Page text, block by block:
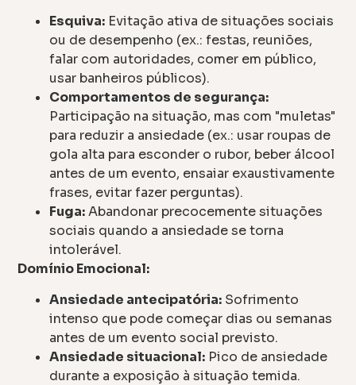
Esquiva: Evitação ativa de situações sociais
ou de desempenho (ex.: festas, reuniões,
falar com autoridades, comer em público,
usar banheiros públicos).
Comportamentos de segurança:
Participação na situação, mas com "muletas"
para reduzir a ansiedade (ex.: usar roupas de
gola alta para esconder o rubor, beber álcool
antes de um evento, ensaiar exaustivamente
frases, evitar fazer perguntas).
Fuga:Abandonar precocemente situações
sociais quando a ansiedade se torna
intolerável.
Domínio Emocional:
Ansiedade antecipatória: Sofrimento
intenso que pode começar dias ou semanas
antes de um evento social previsto.
Ansiedade situacional: Pico de ansiedade
durante a exposição à situação temida.